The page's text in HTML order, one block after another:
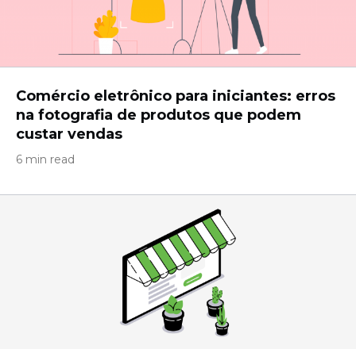
Comércio eletrônico para iniciantes: erros
na fotografia de produtos que podem
custar vendas
6 min read